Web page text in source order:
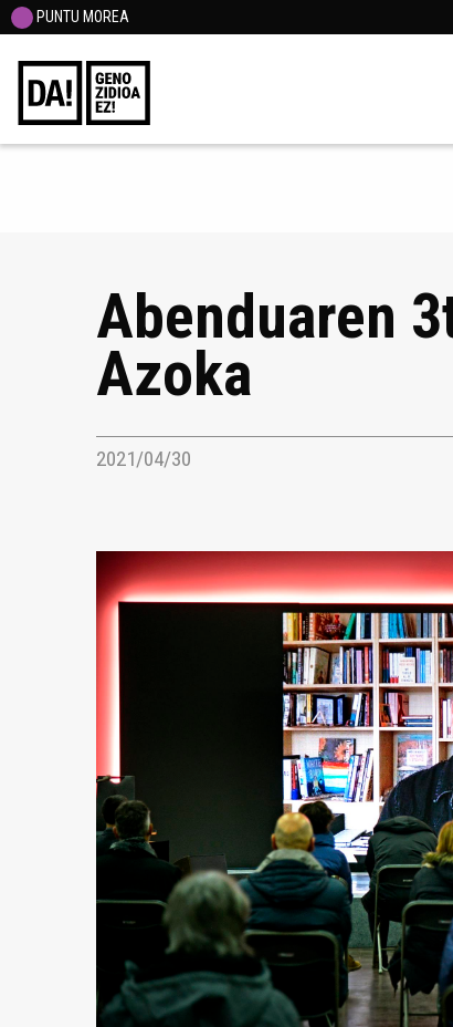
PUNTU MOREA
Abenduaren
Azoka
2021/04/30